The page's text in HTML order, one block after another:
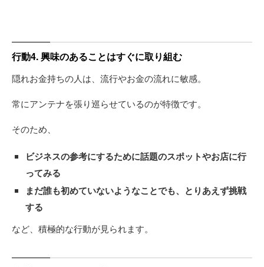
行動4. 興味のあることはすぐに取り組む
隠れお金持ちの人は、流行やお金の流れに敏感。
常にアンテナを張り巡らせているのが特徴です。
そのため、
ビジネスの参考にするために話題のスポットやお店に行
ってみる
まだ誰も初めていないようなことでも、とりあえず挑戦
する
など、積極的な行動が見られます。